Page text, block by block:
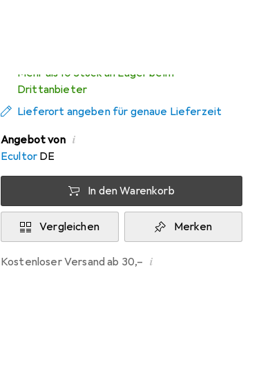
Mehr als 10 Stück an Lager beim
Drittanbieter
Lieferort angeben für genaue Lieferzeit
Angebot von i
Ecultor DE
In den Warenkorb
Vergleichen Merken
Kostenloser Versand ab 30,– i